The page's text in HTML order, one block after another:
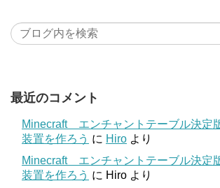
最近のコメント
Minecraft エンチャントテーブル決定
装置を作ろう に Hiro より
Minecraft エンチャントテーブル決定
装置を作ろう に Hiro より